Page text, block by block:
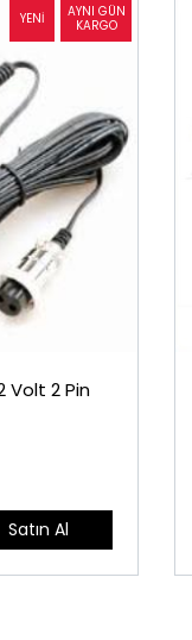
Volt 2 Pin
Satın Al